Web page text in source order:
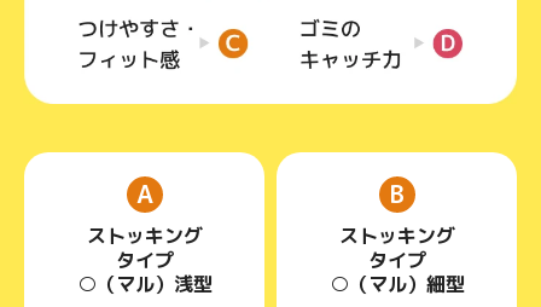
A
ストッキング
タイプ
○（マル）浅型
B
ストッキング
タイプ
○（マル）細型